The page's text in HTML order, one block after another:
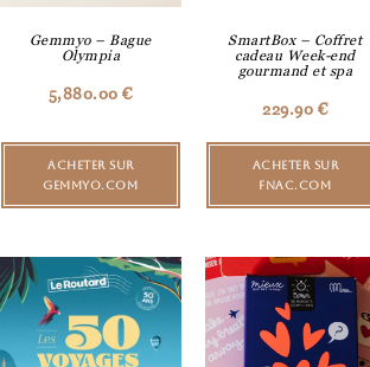
Gemmyo – Bague
Olympia
5,880.00€
ACHETER SUR
GEMMYO.COM
SmartBox – Coffret
cadeau Week-end
gourmand et spa
229.90 €
ACHETER SUR
FNAC.COM